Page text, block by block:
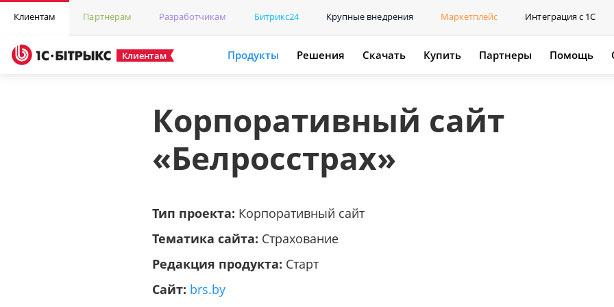
Клиентам Партнерам Разработчикам Битрикс24 Крупные внедрения Маркетплейс Интеграция с 1С
Клиентам Продукты Решения Скачать Купить Партнеры Помощь
Корпоративный сайт
«Белросстрах»
Тип проекта: Корпоративный сайт
Тематика сайта: Страхование
Редакция продукта: Старт
Сайт: brs.by